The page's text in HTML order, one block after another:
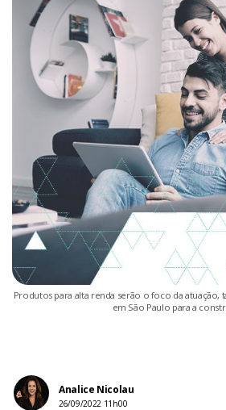
Produtos para alta renda serão o foco da atuação,
em São Paulo para a
Analice Nicolau
26/09/2022 11h00